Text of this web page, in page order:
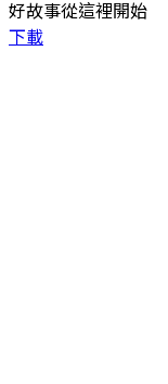
好故事從這裡開始
下載